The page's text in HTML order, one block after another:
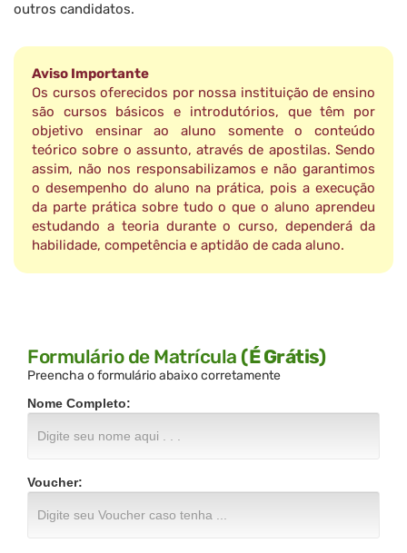
outros candidatos.
Aviso Importante
Os cursos oferecidos por nossa instituição de ensino
são cursos básicos e introdutórios, que têm por
objetivo ensinar ao aluno somente o conteúdo
teórico sobre o assunto, através de apostilas. Sendo
assim, não nos responsabilizamos e não garantimos
o desempenho do aluno na prática, pois a execução
da parte prática sobre tudo o que o aluno aprendeu
estudando a teoria durante o curso, dependerá da
habilidade, competência e aptidão de cada aluno.
Formulário de Matrícula (É Grátis)
Preencha o formulário abaixo corretamente
Nome Completo:
Voucher: